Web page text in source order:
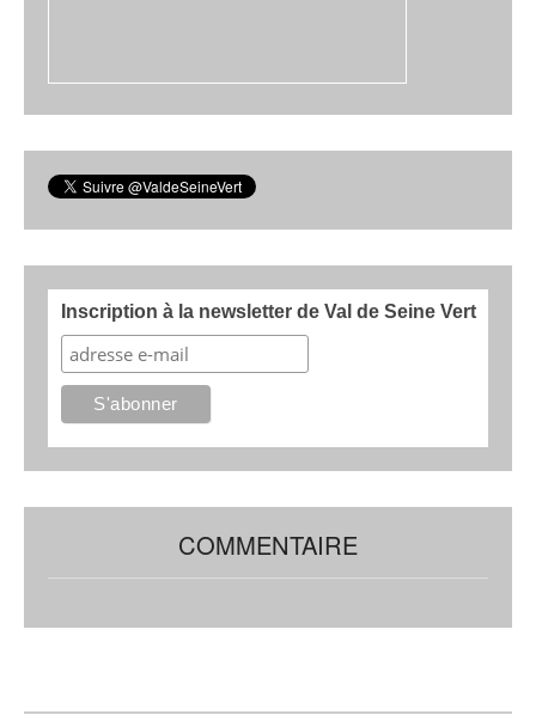
Inscription à la newsletter de Val de Seine Vert
COMMENTAIRE